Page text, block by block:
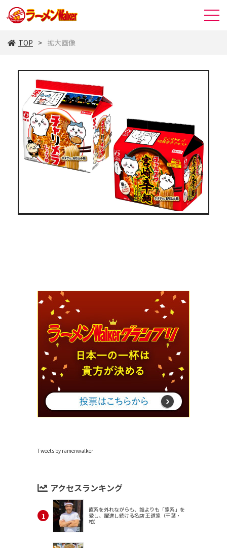
TOP 拡大画像
Tweets by ramenwalker
アクセスランキング
直系を外れながらも、誰よりも「家系」を
愛し、躍進し続ける名店 王道家（千葉・
柏）